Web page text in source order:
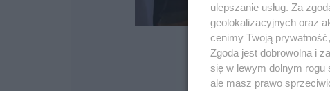
ulepszanie usług. Za
geolokalizacyjnych oraz
cenimy Twoją
Zgoda jest dobrowolna i
się w lewym dolnym rogu
ale masz prawo